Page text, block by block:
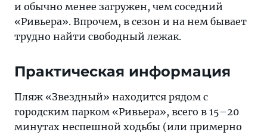
и обычно менее загружен, чем соседний
«Ривьера». Впрочем, в сезон и на нем бывает
трудно найти свободный лежак.
Практическая информация
Пляж «Звездный» находится рядом с
городским парком «Ривьера», всего в 15–20
минутах неспешной ходьбы (или примерно